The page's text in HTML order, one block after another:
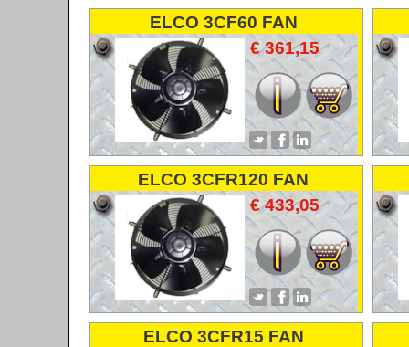
ELCO 3CF60 FAN
VENTILATOR LUFTER
€ 361,15
ELCO 3CFR120 FAN
VENTILATOR LUFTER
€ 433,05
ELCO 3CFR15 FAN